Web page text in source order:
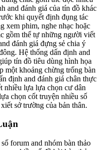
and đánh giá của tín đồ khác
khi quyết định đụng tác
xem phim, nghe nhạc hoặc
gồm thể tự những người viết
đánh giá đựng sẻ chia ý
Hệ thống dấn định and
tín đồ tiêu dùng hình họa
một khoảng chừng trống bàn
định and đánh giá chân thực
nhiều lựa lựa chọn cư dân
chọn cốt truyện nhiều số
sở trường của bản thân.
forum and nhóm bàn thảo